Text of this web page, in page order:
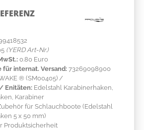
(YERD Art-Nr.)
0.80 Euro
für internat. Versand:73269098900
® (SM00405) /
Enitäten: Edelstahl Karabinerhaken,
Karabiner
für Schlauchboote (Edelstahl
5 x 50 mm)
Produktsicherheit